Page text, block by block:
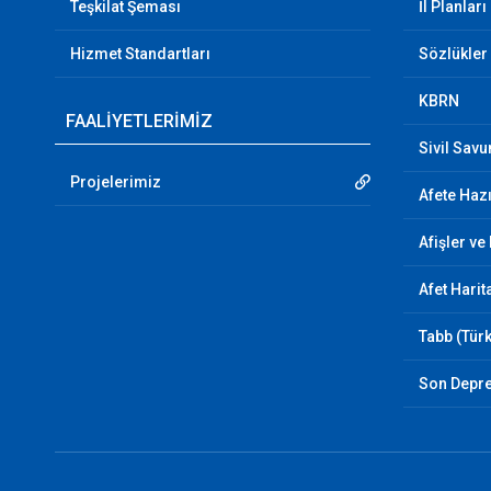
Teşkilat Şeması
Hizmet Standartları
FAALİYETLERİMİZ
Projelerimiz
İl Planları
Sözlükler
KBRN
Sivil
Afete
Afişler ve
Afet
Tabb
Son